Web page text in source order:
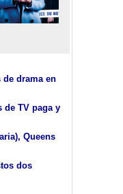
de drama en
de TV paga y
Queens
dos